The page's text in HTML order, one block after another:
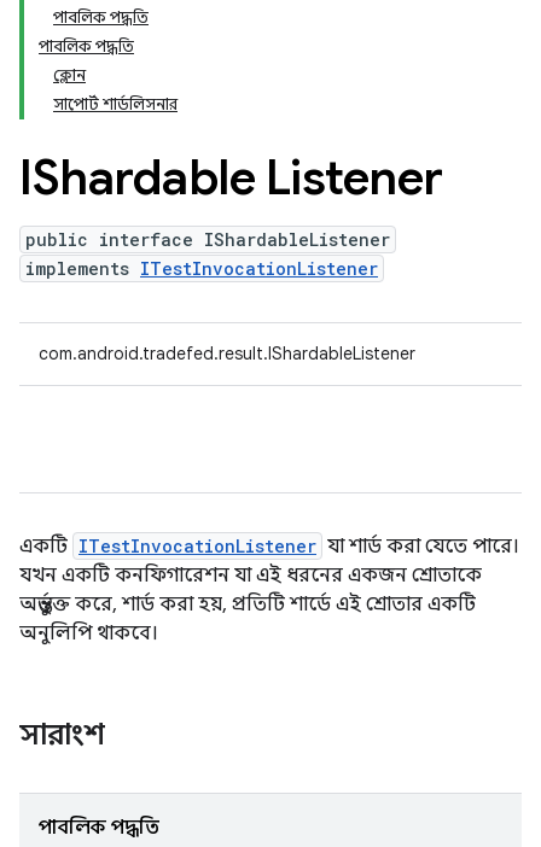
পাবলিক পদ্ধতি
পাবলিক পদ্ধতি
ক্লোন
সাপোর্ট শার্ডলিসনার
IShardable Listener
public interface IShardableListener
implements ITestInvocationListener
com.android.tradefed.result.IShardableListener
একটি ITestInvocationListener যা শার্ড করা যেতে পারে।
যখন একটি কনফিগারেশন যা এই ধরনের একজন শ্রোতাকে
অন্তর্ভুক্ত করে, শার্ড করা হয়, প্রতিটি শার্ডে এই শ্রোতার একটি
অনুলিপি থাকবে।
সারাংশ
পাবলিক পদ্ধতি